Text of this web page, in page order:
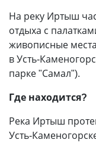
На реку Иртыш
отдыха с
живописные
в Усть-
парке "Самал").
Где находится?
Река Иртыш
Усть-